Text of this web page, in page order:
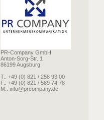
PR-Company GmbH
Anton-Sorg-Str. 1
86199 Augsburg
T.: +49 (0) 821 / 258 93 00
F.: +49 (0) 821 / 589 74 78
M.: info@prcompany.de